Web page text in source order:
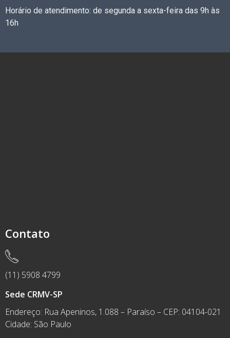
Horário de atendimento: de segunda a sexta-feira das 9h às
16h
Contato
(11) 5908 4799
Sede CRMV-SP
Endereço: Rua Apeninos, 1.088 – Paraíso – CEP: 04104-021
Cidade: São Paulo